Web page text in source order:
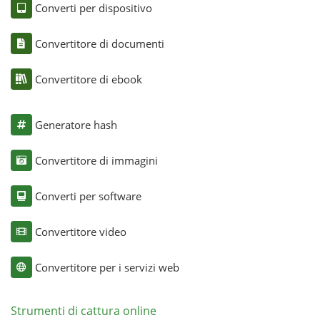
Converti per dispositivo
Convertitore di documenti
Convertitore di ebook
Generatore hash
Convertitore di immagini
Converti per software
Convertitore video
Convertitore per i servizi web
Strumenti di cattura online